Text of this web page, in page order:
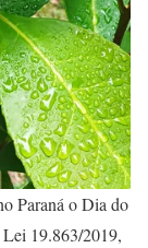
Paraná o Dia do
19.863/2019,